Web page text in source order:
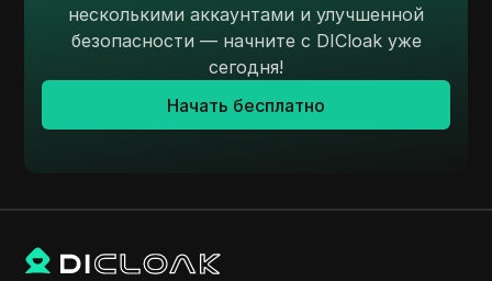
несколькими аккаунтами и улучшенной
безопасности — начните с DICloak уже
сегодня!
Начать бесплатно